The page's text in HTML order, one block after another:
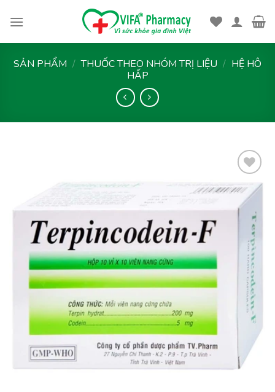
SẢN PHẨM / THUỐC THEO NHÓM TRỊ LIỆU / HỆ HÔ
HẤP
Thêm
vào
yêu
thích